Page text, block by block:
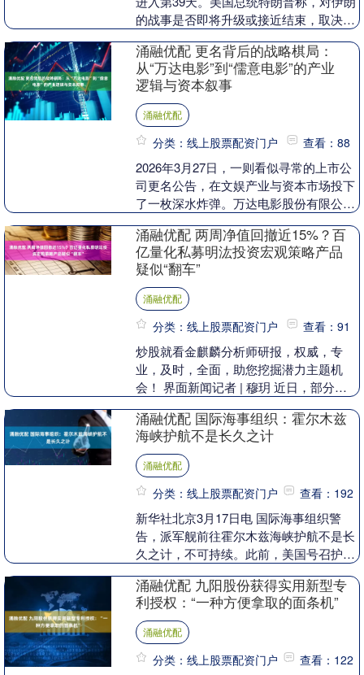
的战事是否即将升级或接近结束，取决于
日20时....
涌融优配 更名背后的战略棋局：
从“万达电影”到“儒意电影”的产业
逻辑与资本叙事
涌融优配
分类：线上股票配资门户 查看：88
2026年3月27日，一则看似寻常的上市公
司更名公告，在文娱产业与资本市场投下
了一枚深水炸弹。万达电影股份有限公司
称....
涌融优配 两周净值回撤近15%？百
亿量化私募明汯投资宏观策略产品
疑似“翻车”
涌融优配
分类：线上股票配资门户 查看：91
炒股就看金麒麟分析师研报，权威，专
业，及时，全面，助您挖掘潜力主题机
会！ 界面新闻记者 | 穆玥 近日，部分网
募明汯投资旗下....
涌融优配 国际海事组织：霍尔木兹
海峡护航不是长久之计
涌融优配
分类：线上股票配资门户 查看：192
新华社北京3月17日电 国际海事组织警
告，派军舰前往霍尔木兹海峡护航不是长
久之计，不可持续。此前，美国号召护航
怨盟友不“报....
涌融优配 九阳股份获得实用新型专
利授权：“一种方便拿取的面条机”
涌融优配
分类：线上股票配资门户 查看：122